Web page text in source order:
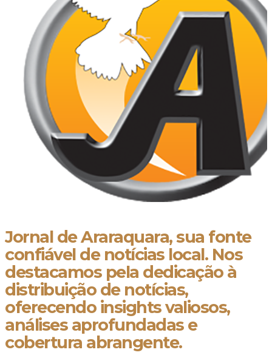
Jornal de Araraquara, sua fonte
confiável de notícias local. Nos
destacamos pela dedicação à
distribuição de notícias,
oferecendo insights valiosos,
análises aprofundadas e
cobertura abrangente.